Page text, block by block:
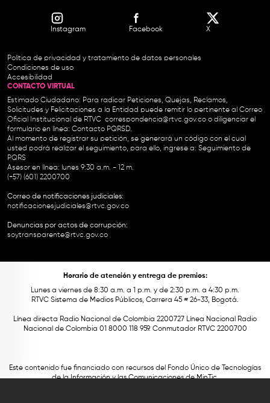
Instagram Facebook X
Política de privacidad y tratamiento de datos personales
Condiciones de uso
Accesibilidad
CONTACTO VIRTUAL
Estimado Ciudadano: Para radicar Peticiones, Quejas, Reclamos,
Solicitudes y Felicitaciones a la Entidad puede remitir lo pertinente al Correo
Oficial Institucional de RTVC correspondencia@rtvc.gov.co o diligenciar el
formulario en línea: Contacto PQRSD.
Al momento de registrar su petición, se generará un código con el cual
usted podrá realizar el seguimiento, para ello, ingrese a: Seguimiento de
PQRS
Asesor en línea: lunes 9:30 a.m. - 12 m.
(+57) (601) 2200700
Correo de notificaciones judiciales:
notificacionesjudiciales@rtvc.gov.co
Denuncias por actos de corrupción:
soytransparente@rtvc.gov.co
Horario de atención y entrega de premios:
Lunes a viernes de 8:30 a.m. a 1 p.m. y de 2:30 p.m. a 4:30 p.m.
RTVC Sistema de Medios Públicos, Carrera 45 # 26-33, Bogotá.
Línea directa Radio Nacional de Colombia 2200727 Línea Nacional Radio
Nacional de Colombia 01 8000 118 959. Conmutador RTVC 2200700
Este contenido fue financiado con recursos del Fondo Único de Tecnologías
de la Información y las Comunicaciones de MinTic.